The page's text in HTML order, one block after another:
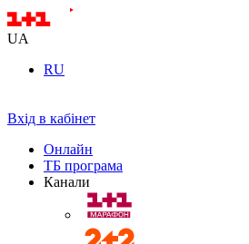
UA
RU
Вхід в кабінет
Онлайн
ТБ програма
Канали